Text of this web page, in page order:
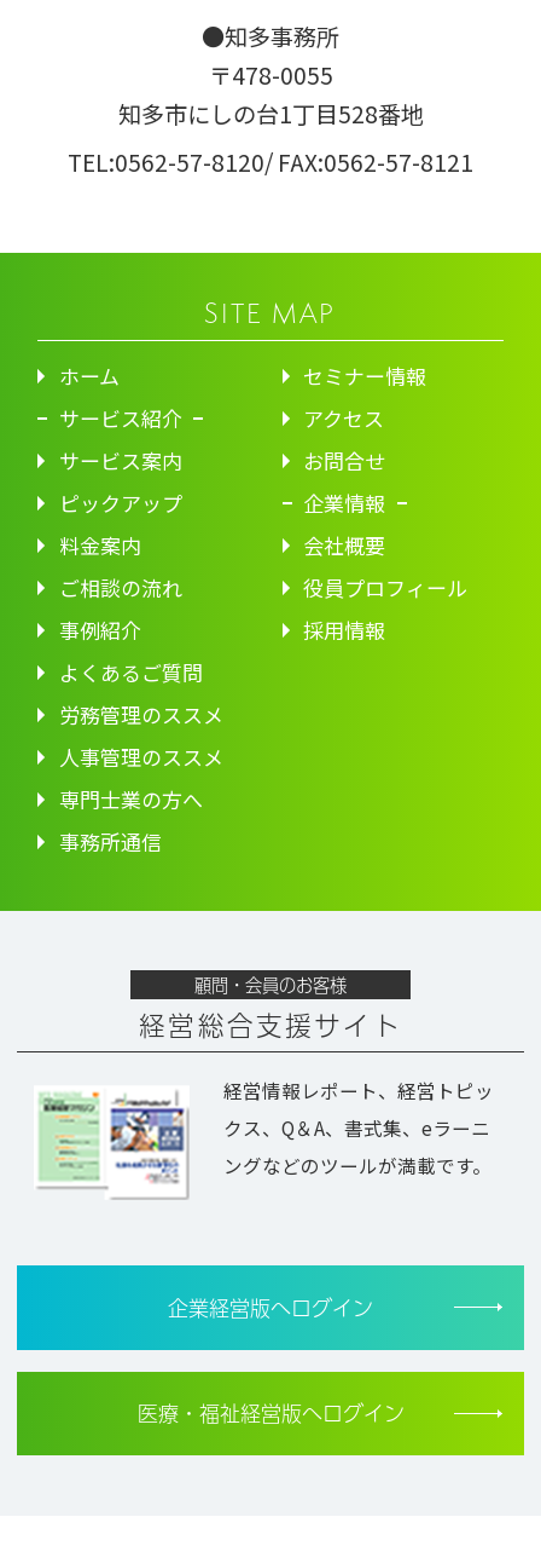
●知多事務所
〒478-0055
知多市にしの台1丁目528番地
TEL:0562-57-8120/ FAX:0562-57-8121
SITE MAP
ホーム
サービス紹介
サービス案内
ピックアップ
料金案内
ご相談の流れ
事例紹介
よくあるご質問
労務管理のススメ
人事管理のススメ
専門士業の方へ
事務所通信
セミナー情報
アクセス
お問合せ
企業情報
会社概要
役員プロフィール
採用情報
顧問・会員のお客様
経営総合支援サイト
経営情報レポート、経営トピッ
クス、Q＆A、書式集、eラーニ
ングなどのツールが満載です。
企業経営版へログイン
医療・福祉経営版へログイン